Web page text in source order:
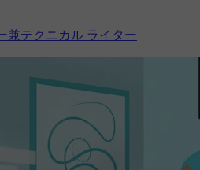
兼テクニカル ライター